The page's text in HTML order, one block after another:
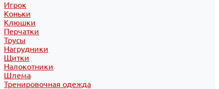
Игрок
Коньки
Клюшки
Перчатки
Трусы
Нагрудники
Щитки
Налокотники
Шлема
Тренировочная одежда